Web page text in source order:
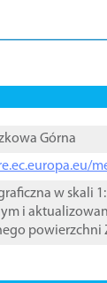
Górna
w skali
i
powierzchni